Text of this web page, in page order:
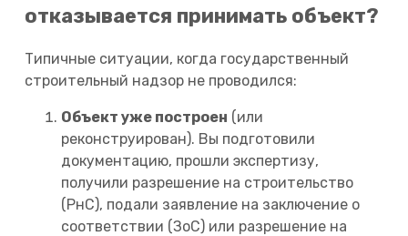
отказывается принимать объект?
Типичные ситуации, когда государственный
строительный надзор не проводился:
Объект уже построен (или
реконструирован). Вы подготовили
документацию, прошли экспертизу,
получили разрешение на строительство
(РнС), подали заявление на заключение о
соответствии (ЗоС) или разрешение на